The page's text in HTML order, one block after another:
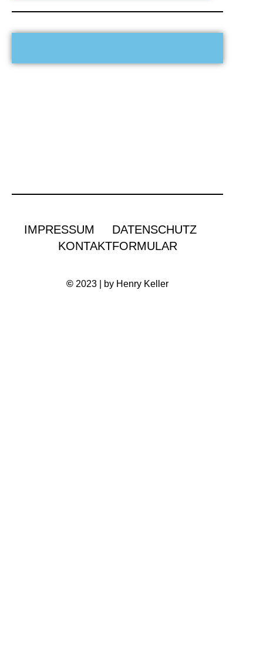
IMPRESSUM
DATENSCHUTZ
KONTAKTFORMULAR
© 2023 | by Henry Keller